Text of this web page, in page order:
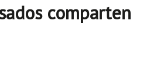
comparten